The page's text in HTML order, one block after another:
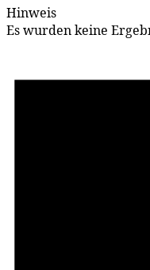
Hinweis
Es wurden keine